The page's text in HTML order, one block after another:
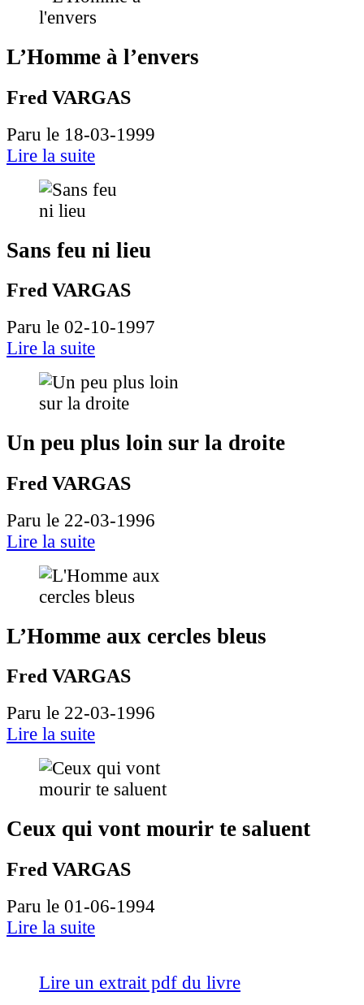
L’Homme à l’envers
Fred VARGAS
Paru le 18-03-1999
Lire la suite
Sans feu ni lieu
Fred VARGAS
Paru le 02-10-1997
Lire la suite
Un peu plus loin sur la droite
Fred VARGAS
Paru le 22-03-1996
Lire la suite
L’Homme aux cercles bleus
Fred VARGAS
Paru le 22-03-1996
Lire la suite
Ceux qui vont mourir te saluent
Fred VARGAS
Paru le 01-06-1994
Lire la suite
Lire un extrait pdf du livre